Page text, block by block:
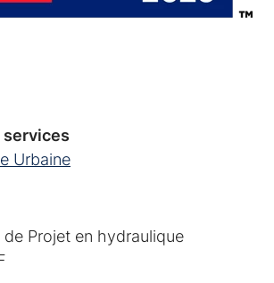
Urbaine
Projet en hydraulique